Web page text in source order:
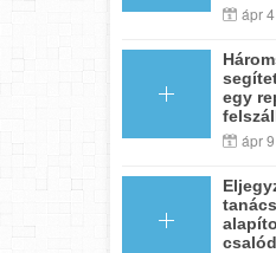
ápr 4
egy
ápr 9